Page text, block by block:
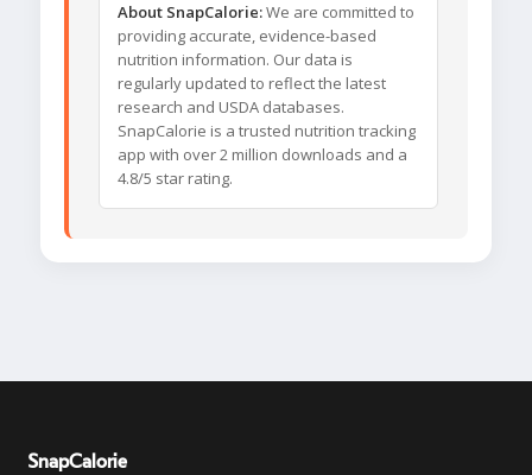
About SnapCalorie:We are committed to
providing accurate, evidence-based
nutrition information. Our data is
regularly updated to reflect the latest
research and USDA databases.
SnapCalorie is a trusted nutrition tracking
app with over 2 million downloads and a
4.8/5 star rating.
SnapCalorie